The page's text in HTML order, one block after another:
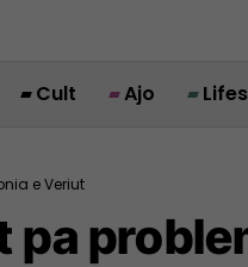
Cult Ajo
e Veriut